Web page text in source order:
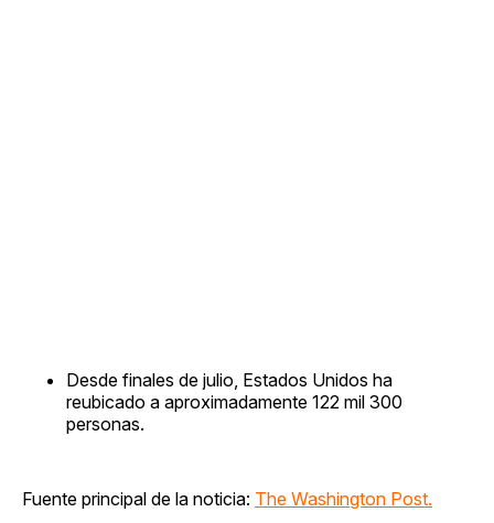
Desde finales de julio, Estados Unidos ha
reubicado a aproximadamente 122 mil 300
personas.
Fuente principal de la noticia: The Washington Post.